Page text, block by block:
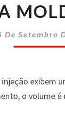
E
De Setembro
exibem
o volume